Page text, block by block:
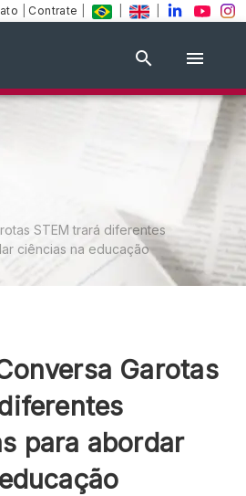
Contrate
STEM trará diferentes
ciências na educação
Garotas
para abordar